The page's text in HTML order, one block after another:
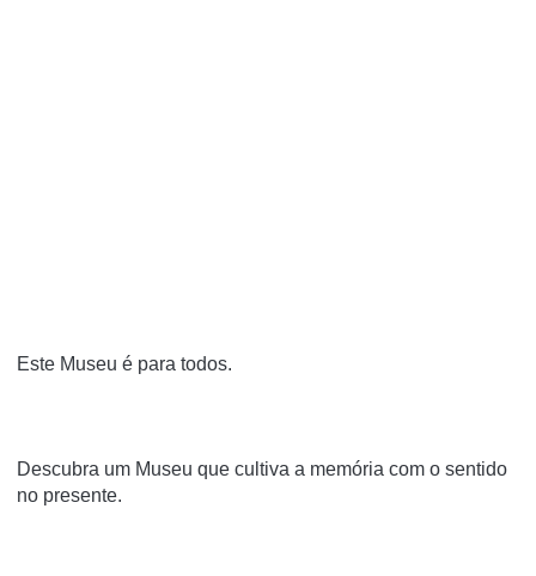
Este Museu é para todos.
Descubra um Museu que cultiva a memória com o sentido
no presente.